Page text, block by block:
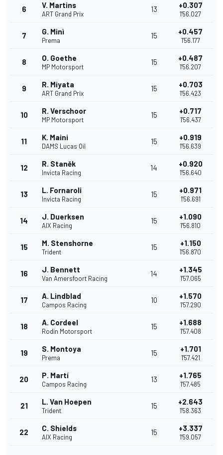
6 V. Martins
ART Grand Prix
13 +0.307
1'56.027
7 G. Minì
Prema
15 +0.457
1'56.177
8 O. Goethe
MP Motorsport
15 +0.487
1'56.207
9 R. Miyata
ART Grand Prix
15 +0.703
1'56.423
10 R. Verschoor
MP Motorsport
15 +0.717
1'56.437
11 K. Maini
DAMS Lucas Oil
15 +0.919
1'56.639
12 R. Staněk
Invicta Racing
14 +0.920
1'56.640
13 L. Fornaroli
Invicta Racing
15 +0.971
1'56.691
14 J. Duerksen
AIX Racing
15 +1.090
1'56.810
15 M. Stenshorne
Trident
15 +1.150
1'56.870
16 J. Bennett
Van Amersfoort Racing
14 +1.345
1'57.065
17 A. Lindblad
Campos Racing
10 +1.570
1'57.290
18 A. Cordeel
Rodin Motorsport
15 +1.688
1'57.408
19 S. Montoya
Prema
15 +1.701
1'57.421
20 P. Martí
Campos Racing
13 +1.765
1'57.485
21 L. Van Hoepen
Trident
15 +2.643
1'58.363
22 C. Shields
AIX Racing
15 +3.337
1'59.057